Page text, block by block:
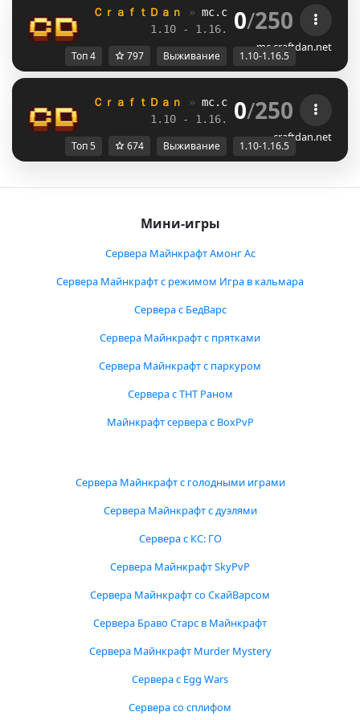
ＣｒａｆｔＤａｎ » mc.craftdan.net //
1.10 - 1.16.5 //
0/250
mc.craftdan.net
Топ 4 797 Выживание 1.10-1.16.5
ＣｒａｆｔＤａｎ » mc.craftdan.net //
1.10 - 1.16.5 //
0/250
craftdan.net
Топ 5 674 Выживание 1.10-1.16.5
Мини-игры
Сервера Майнкрафт Амонг Ас
Сервера Майнкрафт с режимом Игра в кальмара
Сервера с БедВарс
Сервера Майнкрафт с прятками
Сервера Майнкрафт с паркуром
Сервера с ТНТ Раном
Майнкрафт сервера с BoxPvP
Сервера Майнкрафт с голодными играми
Сервера Майнкрафт с дуэлями
Сервера с КС: ГО
Сервера Майнкрафт SkyPvP
Сервера Майнкрафт со СкайВарсом
Сервера Браво Старс в Майнкрафт
Сервера Майнкрафт Murder Mystery
Сервера с Egg Wars
Сервера со сплифом